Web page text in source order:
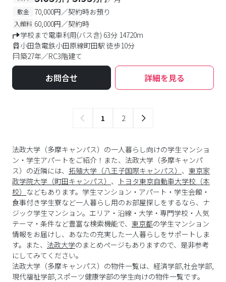
敷金 70,000円／契約時お預り
入館料 60,000円／契約時
学校まで電車利用(バス含) 63分 14720m
小田急電鉄小田原線町田駅 徒歩10分
築27年／RC3階建て
お問合せ 詳細を見る
1 2
法政大学（多摩キャンパス）の一人暮らし向けの学生マンショ
ン・学生アパートをご紹介！また、法政大学（多摩キャンパ
ス）の近隣には、 拓殖大学（八王子国際キャンパス） 、 東京家
政学院大学（町田キャンパス） 、
トヨタ東京自動車大学校（本
校） などもあります。学生マンション・アパート・学生会館・
食事付き学生寮など一人暮らし用のお部屋探しをするなら、ナ
ジック学生マンション。エリア・沿線・大学・専門学校・人気
テーマ・条件など豊富な検索機能で、 東京都の学生マンション
情報をお届けし、あなたの充実した一人暮らしをサポートしま
す。また、 法政大学のまとめページもありますので、是非参考
にしてみてください。
法政大学 （多摩キャンパス）の物件一覧は、 経済学部,社会学部,
現代福祉学部,スポーツ健康学部の学生向けの物件一覧です。